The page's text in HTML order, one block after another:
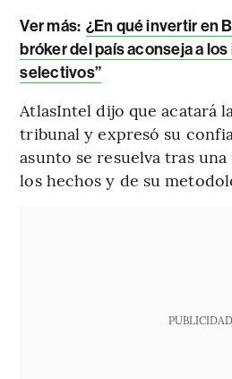
Ver más: ¿En qué invertir en
bróker del país aconseja a
selectivos”
AtlasIntel dijo que acatará
tribunal y expresó su
asunto se resuelva tras
los hechos y de su
PUBLICIDAD